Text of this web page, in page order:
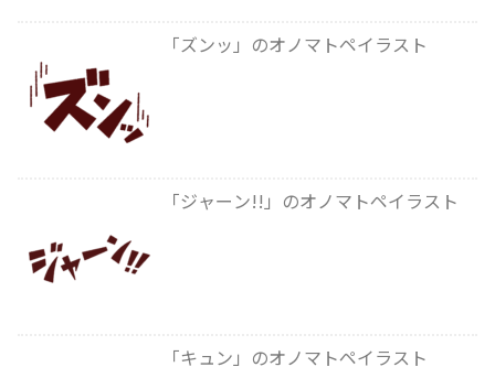
「ズンッ」のオノマトペイラスト
「ジャーン!!」のオノマトペイラスト
「キュン」のオノマトペイラスト